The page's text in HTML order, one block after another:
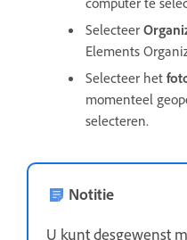
Selecteer
Elements
Selecteer het
momenteel
selecteren.
Notitie
U kunt desgewenst